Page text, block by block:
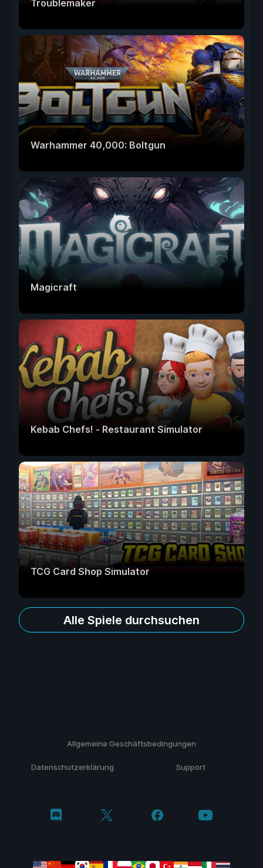
Troublemaker
Warhammer 40,000: Boltgun
Magicraft
Kebab Chefs! - Restaurant Simulator
TCG Card Shop Simulator
Alle Spiele durchsuchen
Allgemeine Geschäftsbedingungen
Datenschutzerklärung Support